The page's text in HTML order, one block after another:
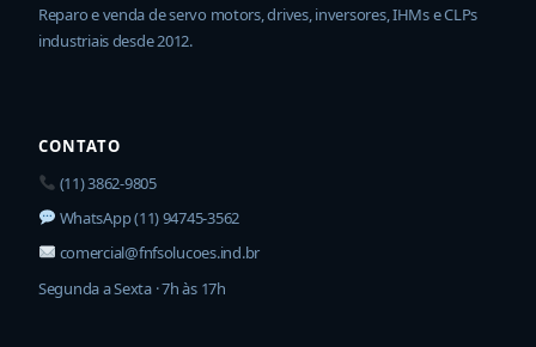
Reparo e venda de servo motors, drives, inversores, IHMs e CLPs
industriais desde 2012.
CONTATO
(11) 3862-9805
WhatsApp (11) 94745-3562
comercial@fnfsolucoes.ind.br
Segunda a Sexta · 7h às 17h